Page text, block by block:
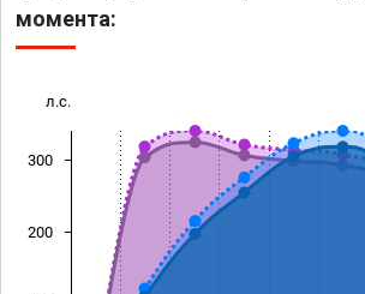
момента:
л.с.
200
300